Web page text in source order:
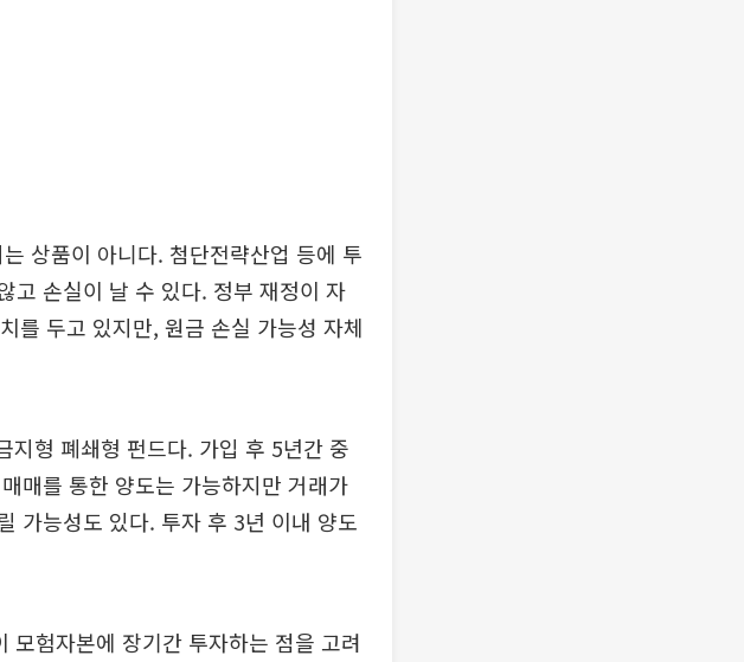
상품이 아니다. 첨단전략산업 등에 투
고 손실이 날 수 있다. 정부 재정이 자
를 두고 있지만, 원금 손실 가능성 자체
지형 폐쇄형 펀드다. 가입 후 5년간 중
매를 통한 양도는 가능하지만 거래가
가능성도 있다. 투자 후 3년 이내 양도
험자본에 장기간 투자하는 점을 고려